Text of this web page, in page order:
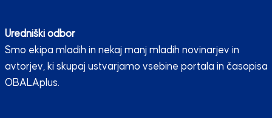
Uredniški odbor
Smo ekipa mladih in nekaj manj mladih novinarjev in
avtorjev, ki skupaj ustvarjamo vsebine portala in časopisa
OBALAplus.